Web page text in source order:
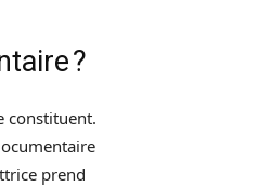
?
constituent.
prend